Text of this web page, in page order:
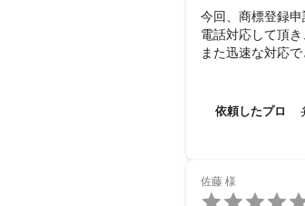
今回、商標登録申
電話対応して頂
また迅速な対応
依頼したプロ
佐藤 様